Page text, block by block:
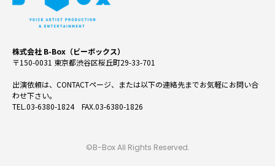
株式会社 B-Box（ビーボックス）
〒150-0031 東京都渋谷区桜丘町29-33-701
出演依頼は、CONTACTページ、または以下の連絡先までお気軽にお問い合
わせ下さい。
TEL.03-6380-1824 FAX.03-6380-1826
©B-Box All Rights Reserved.